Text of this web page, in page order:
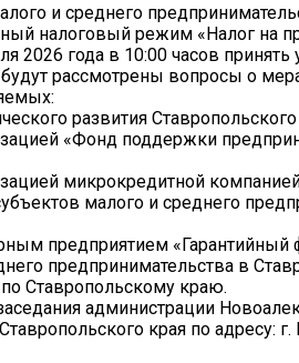
и среднего
налоговый режим «Налог на
2026 года в 10:00 часов принять
рассмотрены вопросы о
развития Ставропольского
«Фонд поддержки
микрокредитной
малого и среднего
предприятием
предпринимательства в
Ставропольскому краю.
администрации
края по адресу: